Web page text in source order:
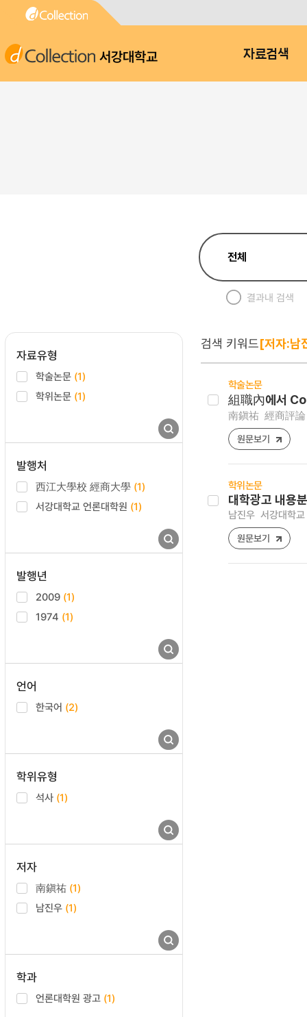
서강대학교 자료검색
결과내 검색
자료유형
학술논문 (1)
학위논문 (1)
발행처
西江大學校 經商大學 (1)
서강대학교 언론대학원 (1)
발행년
2009 (1)
1974 (1)
언어
한국어 (2)
학위유형
석사 (1)
저자
南鎭祐 (1)
남진우 (1)
학과
언론대학원 광고 (1)
검색 키워드[저자:남
학술논문
組職內에서
南鎭祐 經商評
원문보기
학위논문
대학광고 내용
남진우 서강대학
원문보기